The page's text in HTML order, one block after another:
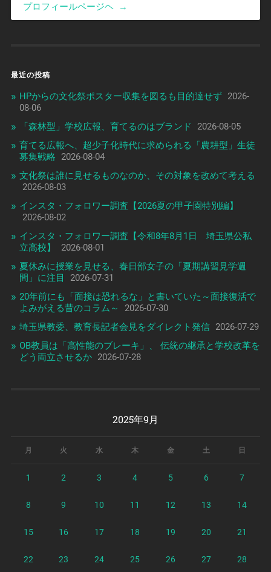
プロフィールページヘ
→
最近の投稿
HPからの文化祭ポスター収集を図るも目的達せず 2026-
08-06
「森林型」学校広報、育てるのはブランド
2026-08-05
育てる広報へ、超少子化時代に求められる「農耕型」生徒
募集戦略
2026-08-04
文化祭は誰に見せるものなのか、その対象を改めて考える
2026-08-03
インスタ・フォロワー調査【2026夏の甲子園特別編】
2026-08-02
インスタ・フォロワー調査【令和8年8月1日 埼玉県公私
立高校】
2026-08-01
夏休みに授業を見せる、春日部女子の「夏期講習見学週
間」に注目
2026-07-31
20年前にも「面接は恐れるな」と書いていた～面接復活で
よみがえる昔のコラム～
2026-07-30
埼玉県教委、教育長記者会見をダイレクト発信 2026-07-29
OB教員は「高性能のブレーキ」、 伝統の継承と学校改革を
どう両立させるか 2026-07-28
2025年9月
月 火 水 木 金 土 日
1 2 3 4 5 6 7
8 9 10 11 12 13 14
15 16 17 18 19 20 21
22 23 24 25 26 27 28